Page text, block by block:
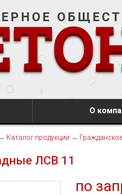
О
→ Каталог продукции →
ЛСВ 11
по